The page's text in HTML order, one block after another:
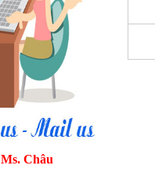
Ms. Châu